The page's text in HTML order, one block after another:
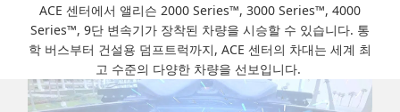
ACE 센터에서 앨리슨 2000 Series™, 3000 Series™, 4000
Series™, 9단 변속기가 장착된 차량을 시승할 수 있습니다. 통
학 버스부터 건설용 덤프트럭까지, ACE 센터의 차대는 세계 최
고 수준의 다양한 차량을 선보입니다.